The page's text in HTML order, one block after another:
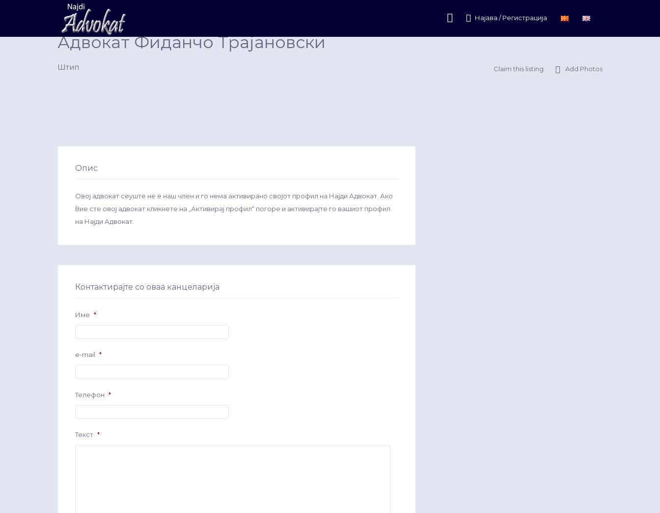
Најава / Регистрација
Search
for:
Адвокат Фиданчо Трајановски
Штип Claim this listing Add Photos
Опис
Овој адвокат сеуште не е наш член и го нема активирано својот профил на Најди Адвокат. Ако
Вие сте овој адвокат кликнете на „Активирај профил“ погоре и активирајте го вашиот профил
на Најди Адвокат.
Контактирајте со оваа канцеларија
Име *
e-mail *
Телефон *
Текст *